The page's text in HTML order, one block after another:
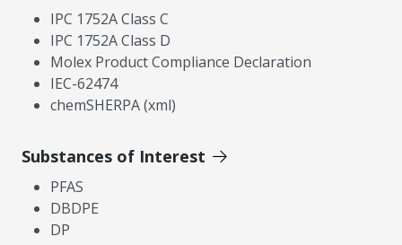
IPC 1752A Class C
IPC 1752A Class D
Molex Product Compliance Declaration
IEC-62474
chemSHERPA (xml)
Substances of Interest
PFAS
DBDPE
DP